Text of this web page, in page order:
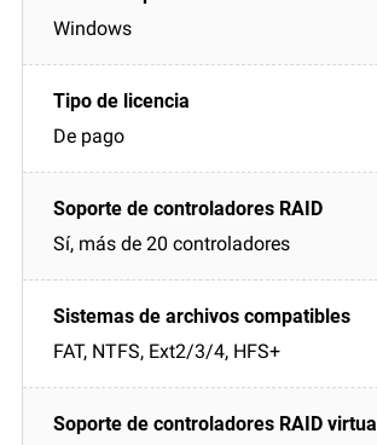
Windows
De pago
Sí, más de 20 controladores
FAT, NTFS, Ext2/3/4, HFS+